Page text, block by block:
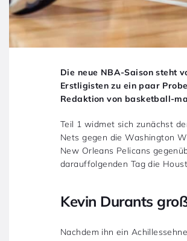
Die neue NBA-Saison steht
Erstligisten zu ein paar
Redaktion von basketball-
Teil 1 widmet sich zunächst
Nets gegen die Washington
New Orleans Pelicans
darauffolgenden Tag die
Kevin Durants
Nachdem ihn ein